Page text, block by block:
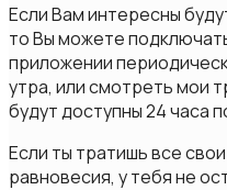
Если Вам интересны
то Вы можете
приложении
утра, или смотреть мои
будут доступны 24 часа
Если ты тратишь все
равновесия, у тебя не